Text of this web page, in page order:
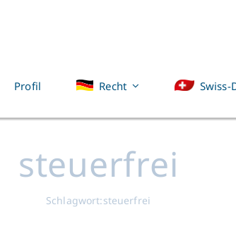
Profil Recht Swiss-
steuerfrei
Schlagwort:steuerfrei